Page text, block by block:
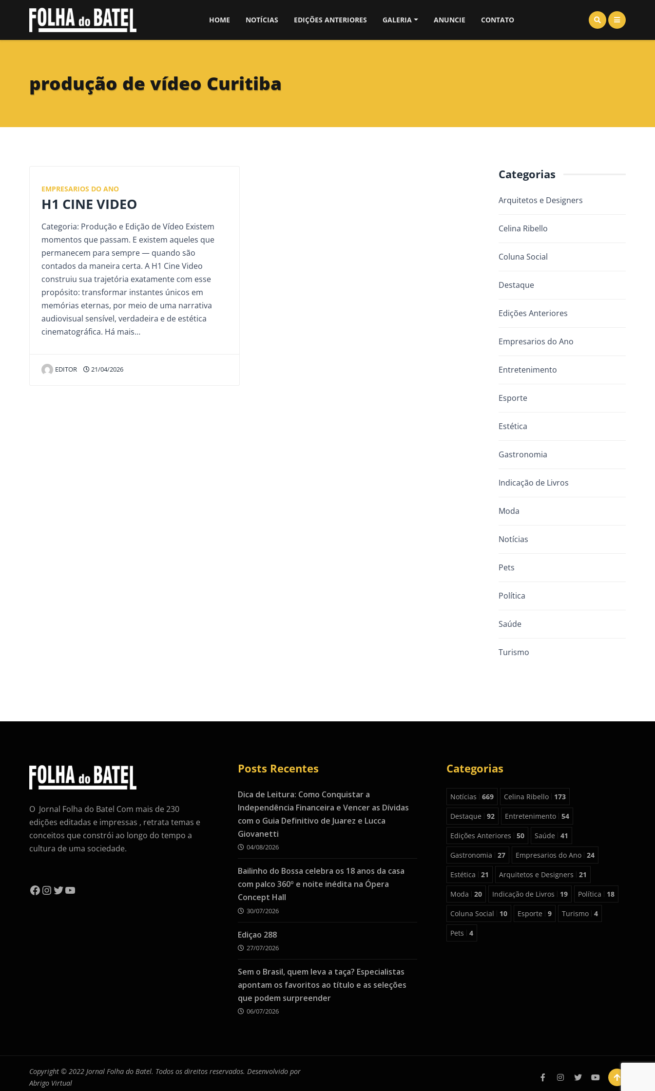
HOME NOTÍCIAS EDIÇÕES ANTERIORES GALERIA ANUNCIE CONTATO
produção de vídeo Curitiba
EMPRESARIOS DO ANO
H1 CINE VIDEO
Categoria: Produção e Edição de Vídeo Existem
momentos que passam. E existem aqueles que
permanecem para sempre — quando são
contados da maneira certa. A H1 Cine Video
construiu sua trajetória exatamente com esse
propósito: transformar instantes únicos em
memórias eternas, por meio de uma narrativa
audiovisual sensível, verdadeira e de estética
cinematográfica. Há mais…
EDITOR 21/04/2026
Categorias
Arquitetos e Designers
Celina Ribello
Coluna Social
Destaque
Edições Anteriores
Empresarios do Ano
Entretenimento
Esporte
Estética
Gastronomia
Indicação de Livros
Moda
Notícias
Pets
Política
Saúde
Turismo
O Jornal Folha do Batel Com mais de 230
edições editadas e impressas , retrata temas e
conceitos que constrói ao longo do tempo a
cultura de uma sociedade.
Facebook
Instagram
Twitter
YouTube
Posts Recentes
Dica de Leitura: Como Conquistar a
Independência Financeira e Vencer as Dívidas
com o Guia Definitivo de Juarez e Lucca
Giovanetti
04/08/2026
Bailinho do Bossa celebra os 18 anos da casa
com palco 360º e noite inédita na Ópera
Concept Hall
30/07/2026
Ediçao 288
27/07/2026
Sem o Brasil, quem leva a taça? Especialistas
apontam os favoritos ao título e as seleções
que podem surpreender
06/07/2026
Categorias
Notícias 669 Celina Ribello 173
Destaque 92 Entretenimento 54
Edições Anteriores 50 Saúde 41
Gastronomia 27 Empresarios do Ano 24
Estética 21 Arquitetos e Designers 21
Moda 20 Indicação de Livros 19 Política 18
Coluna Social 10 Esporte 9 Turismo 4
Pets 4
Copyright © 2022 Jornal Folha do Batel. Todos os direitos reservados. Desenvolvido por
Abrigo Virtual